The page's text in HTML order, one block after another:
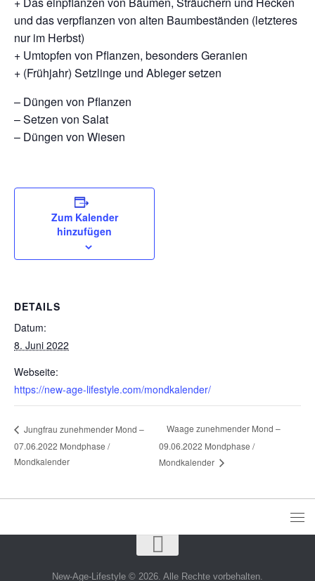
und das verpflanzen von alten Baumbeständen (letzteres
nur im Herbst)
+ Umtopfen von Pflanzen, besonders Geranien
+ (Frühjahr) Setzlinge und Ableger setzen
– Düngen von Pflanzen
– Setzen von Salat
– Düngen von Wiesen
Zum Kalender
hinzufügen
DETAILS
Datum:
8. Juni 2022
Webseite:
https://new-age-lifestyle.com/mondkalender/
Jungfrau zunehmender Mond –
07.06.2022 Mondphase /
Mondkalender
Waage zunehmender Mond –
09.06.2022 Mondphase /
Mondkalender
New-Age-Lifestyle © 2026. Alle Rechte vorbehalten.